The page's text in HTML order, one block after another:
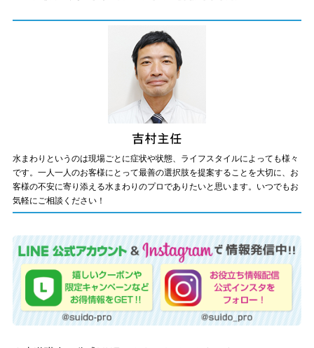
水まわりというのは現場ごとに症状や状態、ライフスタイルによっても様々
です。一人一人のお客様にとって最善の選択肢を提案することを大切に、お
客様の不安に寄り添える水まわりのプロでありたいと思います。いつでもお
気軽にご相談ください！